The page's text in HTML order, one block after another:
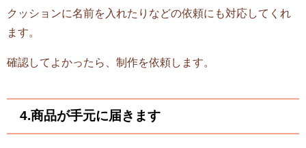
クッションに名前を入れたりなどの依頼にも対応してくれ
ます。
確認してよかったら、制作を依頼します。
4.商品が手元に届きます